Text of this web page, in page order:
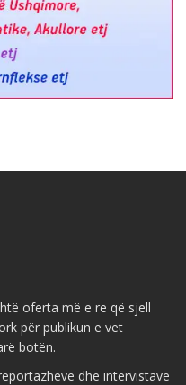
oferta më e re që sjell
për publikun e vet
botën.
dhe intervistave